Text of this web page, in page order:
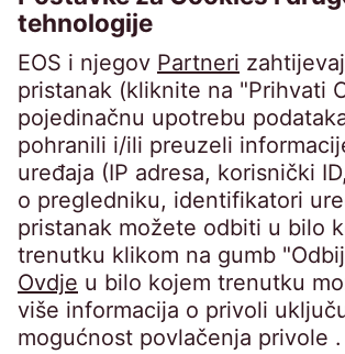
Steindamm 71
20099 Hamburg
Germany
crossborder@eos-solutions.com